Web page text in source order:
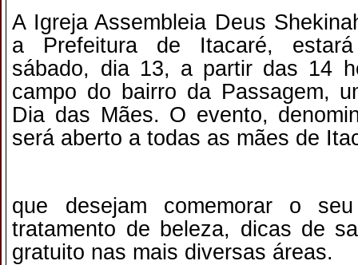
A Igreja Assembleia Deus
a Prefeitura de Itacaré,
sábado, dia 13, a partir das 14
campo do bairro da Passagem,
Dia das Mães. O evento,
será aberto a todas as mães de
que desejam comemorar o
tratamento de beleza, dicas de
gratuito nas mais diversas áreas.